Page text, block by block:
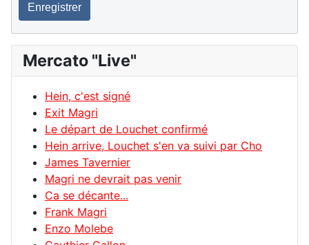
Enregistrer
Mercato "Live"
Hein, c'est signé
Exit Magri
Le départ de Louchet confirmé
Hein arrive, Louchet s'en va suivi par Cho
James Tavernier
Magri ne devrait pas venir
Ca se décante...
Frank Magri
Enzo Molebe